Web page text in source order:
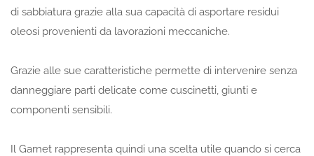
di sabbiatura grazie alla sua capacità di asportare residui
oleosi provenienti da lavorazioni meccaniche.
Grazie alle sue caratteristiche permette di intervenire senza
danneggiare parti delicate come cuscinetti, giunti e
componenti sensibili.
Il Garnet rappresenta quindi una scelta utile quando si cerca